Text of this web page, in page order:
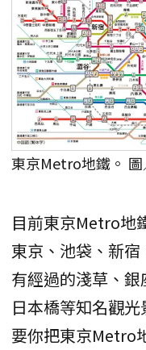
東京Metro地鐵。
目前東京Metro地
東京、池袋、新
有經過的淺草、銀
日本橋等知名觀
要你把東京Metro